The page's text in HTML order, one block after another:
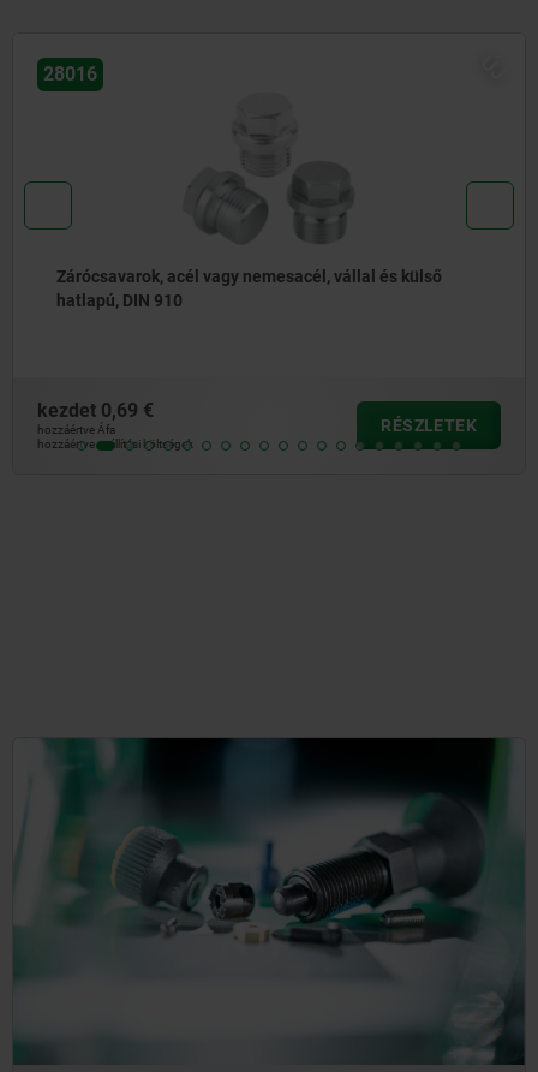
28014
Zárócsavarok, acél vagy nemesacél, vállal és belső
hatszög kulcsnyílással, DIN 908
kezdet0,28 €
hozzáértve Áfa
hozzáértve szállítási költségek
RÉSZLETEK